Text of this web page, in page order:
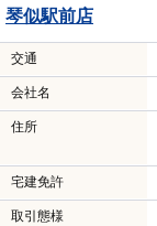
琴似駅前店
交通
会社名
住所
宅建免許
取引態様